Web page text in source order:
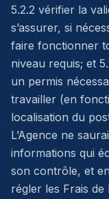
5.2.2 vérifier la
s’assurer, si
faire fonctionner
niveau requis; et
un permis
travailler (en
localisation du
L’Agence ne
informations qui
son contrôle, et
régler les Frais